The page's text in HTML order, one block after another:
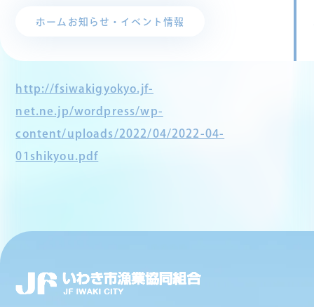
ホーム お知らせ・イベント情報
http://fsiwakigyokyo.jf-
net.ne.jp/wordpress/wp-
content/uploads/2022/04/2022-04-
01shikyou.pdf